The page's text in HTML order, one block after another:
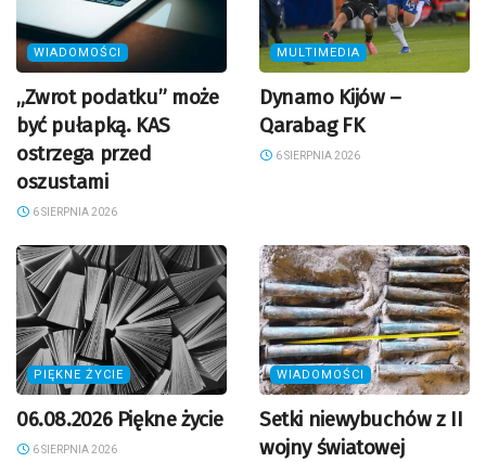
WIADOMOŚCI
„Zwrot podatku” może
być pułapką. KAS
ostrzega przed
oszustami
6 SIERPNIA 2026
MULTIMEDIA
Dynamo Kijów –
Qarabag FK
6 SIERPNIA 2026
PIĘKNE ŻYCIE
06.08.2026 Piękne życie
6 SIERPNIA 2026
WIADOMOŚCI
Setki niewybuchów z II
wojny światowej